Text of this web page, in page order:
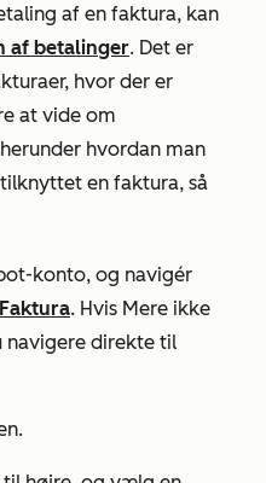
af en faktura, kan
af betalinger. Det er
hvor der er
at vide om
hvordan man
en faktura, så
konto, og navigér
Faktura. Hvis Mere ikke
navigere direkte til